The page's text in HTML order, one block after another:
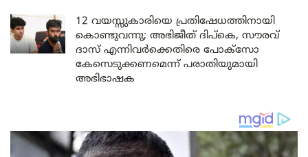
12 വയസ്സുകാരിയെ പ്രതിഷേധത്തിനായി
കൊണ്ടുവന്നു; അഭിജീത് ദിപ്കെ, സൗരവ്
ദാസ് എന്നിവർക്കെതിരെ പോക്സോ
കേസെടുക്കണമെന്ന് പരാതിയുമായി
അഭിഭാഷക